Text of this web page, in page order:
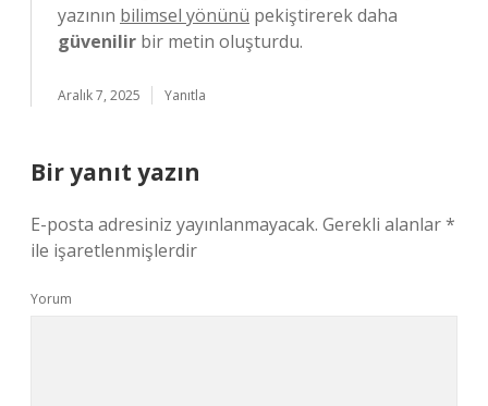
yazının bilimsel yönünü pekiştirerek daha
güvenilir bir metin oluşturdu.
Aralık 7, 2025 Yanıtla
Bir yanıt yazın
E-posta adresiniz yayınlanmayacak. Gerekli alanlar*
ile işaretlenmişlerdir
Yorum